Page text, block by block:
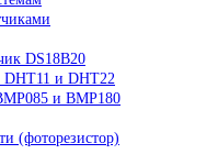
DS18B20
DHT11 и DHT22
и BMP180
(фоторезистор)